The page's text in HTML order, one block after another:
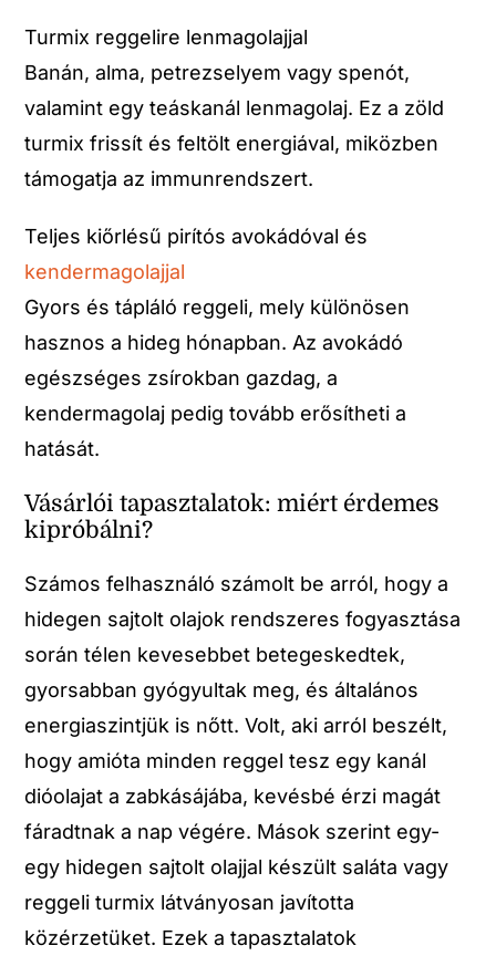
Turmix reggelire lenmagolajjal
Banán, alma, petrezselyem vagy spenót,
valamint egy teáskanál lenmagolaj. Ez a zöld
turmix frissít és feltölt energiával, miközben
támogatja az immunrendszert.
Teljes kiőrlésű pirítós avokádóval és
kendermagolajjal
Gyors és tápláló reggeli, mely különösen
hasznos a hideg hónapban. Az avokádó
egészséges zsírokban gazdag, a
kendermagolaj pedig tovább erősítheti a
hatását.
Vásárlói tapasztalatok: miért érdemes
kipróbálni?
Számos felhasználó számolt be arról, hogy a
hidegen sajtolt olajok rendszeres fogyasztása
során télen kevesebbet betegeskedtek,
gyorsabban gyógyultak meg, és általános
energiaszintjük is nőtt. Volt, aki arról beszélt,
hogy amióta minden reggel tesz egy kanál
dióolajat a zabkásájába, kevésbé érzi magát
fáradtnak a nap végére. Mások szerint egy-
egy hidegen sajtolt olajjal készült saláta vagy
reggeli turmix látványosan javította
közérzetüket. Ezek a tapasztalatok